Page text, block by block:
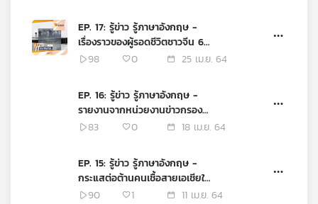
EP. 17: รู้ข่าว รู้ภาษาอังกฤษ -
เรื่องราวของผู้รอดชีวิตชาวจีน 6
คน จากเหตุเรือไททานิกล่ม
98 0 25 เม.ย. 64
EP. 16: รู้ข่าว รู้ภาษาอังกฤษ -
รายงานจากหน่วยงานข่าวกรอง
สหรัฐฯ ชี้ว่า "จีน" คือภัยคุกคาม
83 0 18 เม.ย. 64
EP. 15: รู้ข่าว รู้ภาษาอังกฤษ -
กระแสต่อต้านคนเชื้อสายเอเชียใน
สหรัฐฯ สู่การก่อความรุนแรง
90 1 11 เม.ย. 64